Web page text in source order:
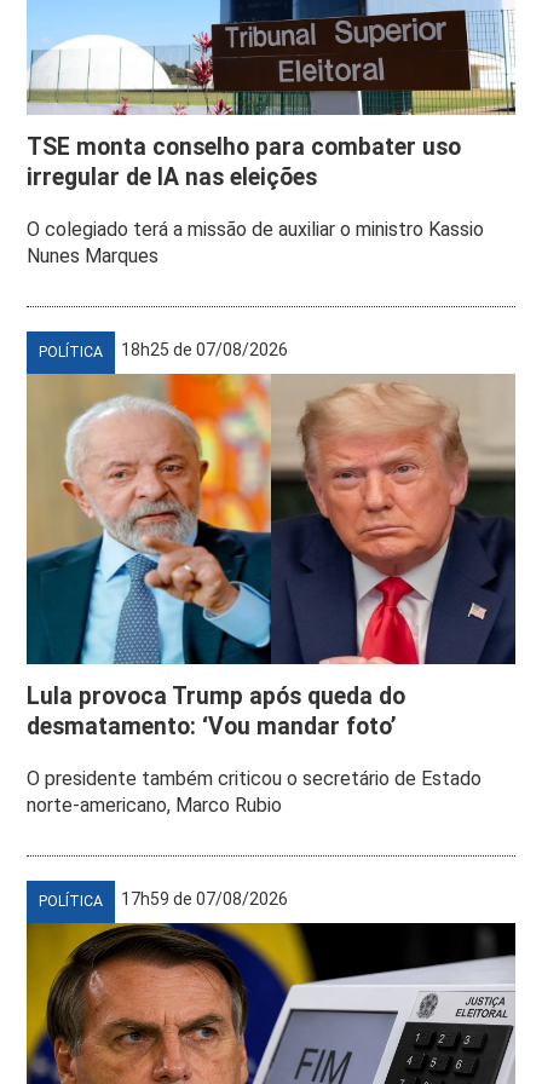
TSE monta conselho para combater uso
irregular de IA nas eleições
O colegiado terá a missão de auxiliar o ministro Kassio
Nunes Marques
POLÍTICA 18h25 de 07/08/2026
Lula provoca Trump após queda do
desmatamento: ‘Vou mandar foto’
O presidente também criticou o secretário de Estado
norte-americano, Marco Rubio
POLÍTICA 17h59 de 07/08/2026